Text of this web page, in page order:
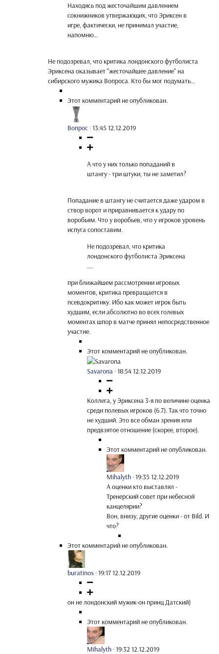
Находясь под жесточайшим давлением
сокнижников утвержающих, что Эриксен в
игре, фактически, не принимал участие,
напомню...
Не подозревал, что критика лондонского футболиста
Эриксена оказывает "жесточайшее давление" на
сибирского мужика Вопроса. Кто бы мог подумать...
Этот комментарий не опубликован.
Вопрос ·13:45 12.12.2019
А что у них только попаданий в
штангу - три штуки, ты не заметил?
Попадание в штангу не считается даже ударом в
створ ворот и приравнивается к удару по
воробьям. Что у воробьев, что у игроков уровень
испуга сопоставим.
Не подозревал, что критика
лондонского футболиста Эриксена
....
при ближайшем рассмотрении игровых
моментов, критика превращается в
псевдокритику. Ибо как может игрок быть
худшим, если абсолютно во всех голевых
моментах шпор в матче принял непосредственное
участие.
Этот комментарий не опубликован.
Savarona ·18:54 12.12.2019
Коллега, у Эриксена 3-я по величине оценка
среди полевых игроков (6.7). Так что точно
не худший. Это все обман зрения или
предвзятое отношение (скорее, второе).
Этот комментарий не опубликован.
Mihalyth ·19:35 12.12.2019
А оценки кто выставлял -
Тренерский совет при небесной
канцелярии?
Вон, внизу, другие оценки - от Bild. И
что?
Этот комментарий не опубликован.
buratinos ·19:17 12.12.2019
он не лондонский мужик-он принц Датский)
Этот комментарий не опубликован.
Mihalyth ·19:32 12.12.2019